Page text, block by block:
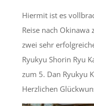
Hiermit ist es
Reise nach Okinawa
zwei sehr
Ryukyu Shorin Ryu
zum 5. Dan Ryukyu
Herzlichen